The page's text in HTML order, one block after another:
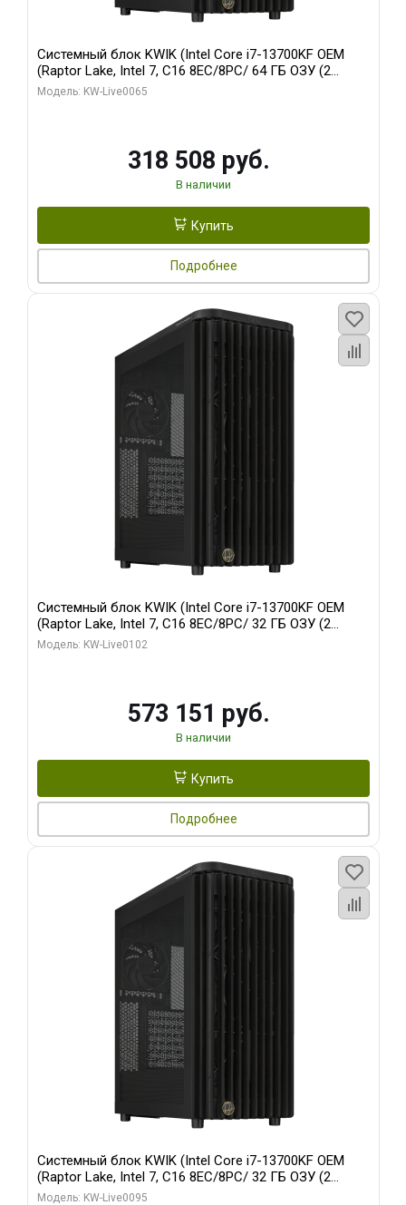
Системный блок KWIK (Intel Core i7-13700KF OEM
(Raptor Lake, Intel 7, C16 8EC/8PC/ 64 ГБ ОЗУ (2
модуля)/ ASUS RTX5080 PROART OC 16GB GDDR7
Модель: KW-Live0065
318 508 руб.
В наличии
Купить
Подробнее
Системный блок KWIK (Intel Core i7-13700KF OEM
(Raptor Lake, Intel 7, C16 8EC/8PC/ 32 ГБ ОЗУ (2
модуля)/ Afox RTX4090 24GB GDDR6X 384-Bit 3xDP
Модель: KW-Live0102
573 151 руб.
В наличии
Купить
Подробнее
Системный блок KWIK (Intel Core i7-13700KF OEM
(Raptor Lake, Intel 7, C16 8EC/8PC/ 32 ГБ ОЗУ (2
модуля)/ Afox RTX4090 24GB GDDR6X 384-Bit 3xDP
Модель: KW-Live0095